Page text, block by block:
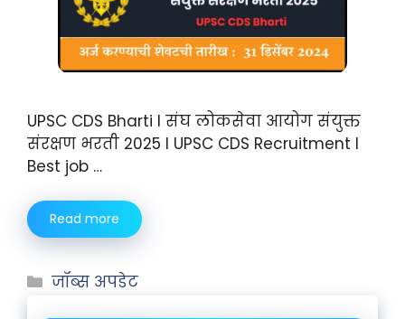
UPSC CDS Bharti I संघ लोकसेवा आयोग संयुक्त
संरक्षण भरती 2025 I UPSC CDS Recruitment I
Best job …
Read more
जॉब्स अपडेट